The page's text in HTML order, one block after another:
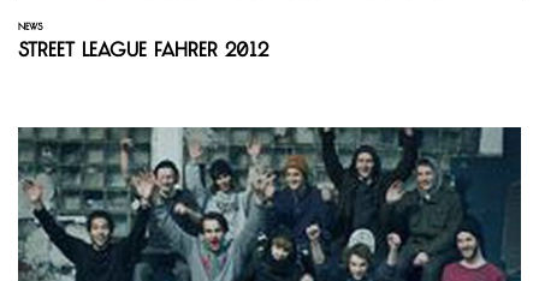
NEWS
Street League Fahrer 2012